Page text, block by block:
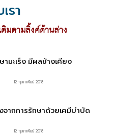
รา
มตามลิ้งค์ด้านล่าง
ามะเร็ง มีผลข้างเคียง
12 กุมภาพันธ์ 2018
จากการรักษาด้วยเคมีบำบัด
12 กุมภาพันธ์ 2018